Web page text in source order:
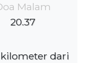
Malam
20.37
dari